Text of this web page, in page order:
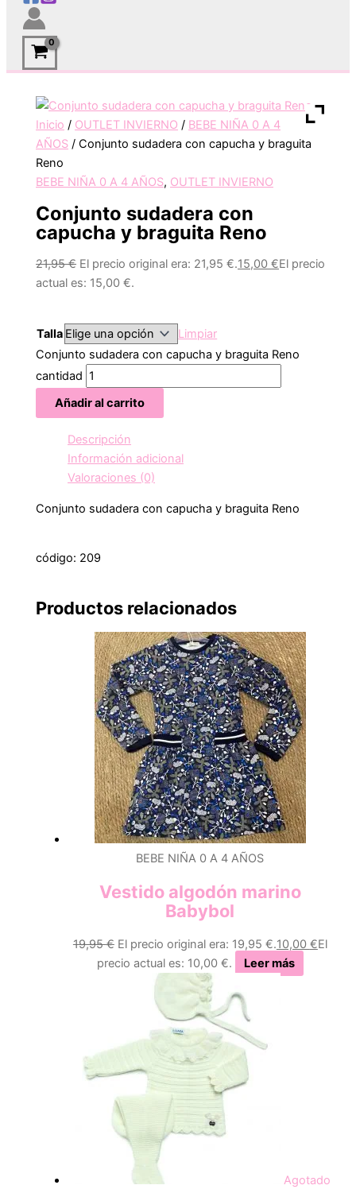
Inicio / OUTLET INVIERNO / BEBE NIÑA 0 A 4
AÑOS / Conjunto sudadera con capucha y braguita
Reno
BEBE NIÑA 0 A 4 AÑOS, OUTLET INVIERNO
Conjunto sudadera con
capucha y braguita Reno
21,95€ El precio original era: 21,95 €.15,00€El precio
actual es: 15,00 €.
Talla
Limpiar
Conjunto sudadera con capucha y braguita Reno
cantidad
Añadir al carrito
Descripción
Información adicional
Valoraciones (0)
Conjunto sudadera con capucha y braguita Reno
código: 209
Productos relacionados
BEBE NIÑA 0 A 4 AÑOS
Vestido algodón marino
Babybol
19,95€ El precio original era: 19,95 €.10,00 €El
precio actual es: 10,00 €.
Leer más
Agotado